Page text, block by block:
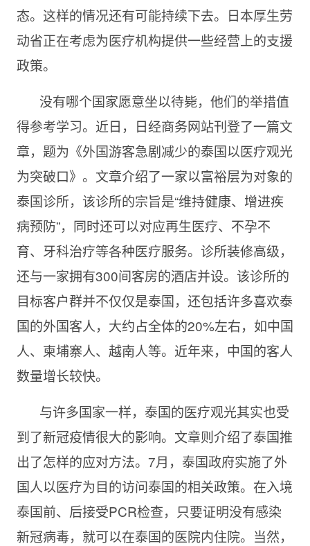
态。这样的情况还有可能持续下去。日本厚生劳
动省正在考虑为医疗机构提供一些经营上的支援
政策。
没有哪个国家愿意坐以待毙，他们的举措值
得参考学习。近日，日经商务网站刊登了一篇文
章，题为《外国游客急剧减少的泰国以医疗观光
为突破口》。文章介绍了一家以富裕层为对象的
泰国诊所，该诊所的宗旨是“维持健康、增进疾
病预防”，同时还可以对应再生医疗、不孕不
育、牙科治疗等各种医疗服务。诊所装修高级，
还与一家拥有300间客房的酒店并设。该诊所的
目标客户群并不仅仅是泰国，还包括许多喜欢泰
国的外国客人，大约占全体的20%左右，如中国
人、柬埔寨人、越南人等。近年来，中国的客人
数量增长较快。
与许多国家一样，泰国的医疗观光其实也受
到了新冠疫情很大的影响。文章则介绍了泰国推
出了怎样的应对方法。7月，泰国政府实施了外
国人以医疗为目的访问泰国的相关政策。在入境
泰国前、后接受PCR检查，只要证明没有感染
新冠病毒，就可以在泰国的医院内住院。当然，